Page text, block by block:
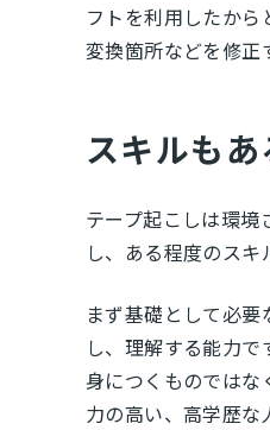
フトを利用したか
変換箇所などを修正
スキルも
テープ起こしは環境
し、ある程度のスキ
まず基礎として必要
し、理解する能力
身につくものでは
力の高い、高学歴な